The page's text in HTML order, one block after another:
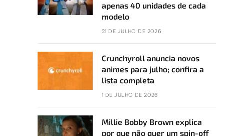
apenas 40 unidades de cada
modelo
21 DE JULHO DE 2026
Crunchyroll anuncia novos
animes para julho; confira a
lista completa
1 DE JULHO DE 2026
Millie Bobby Brown explica
por que não quer um spin-off